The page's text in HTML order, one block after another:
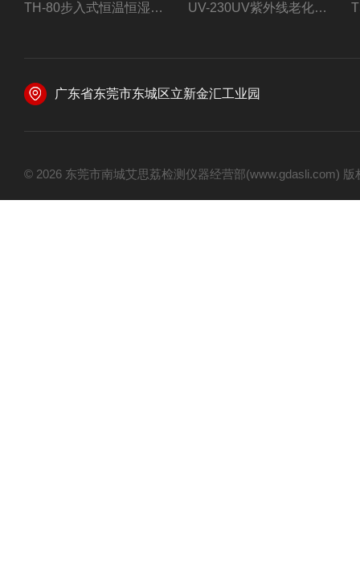
TH-80步入式恒温恒湿试验房 UV-230UV紫外线老化试验箱
广东省东莞市东城区立新金汇工业园
© 2026 东莞市南城艾思荔检测仪器经营部(www.gdasli.com)